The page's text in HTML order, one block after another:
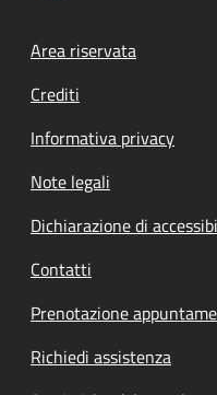
Footer menu
Area riservata
Crediti
Informativa privacy
Note legali
Dichiarazione di
Contatti
Prenotazione
Richiedi assistenza